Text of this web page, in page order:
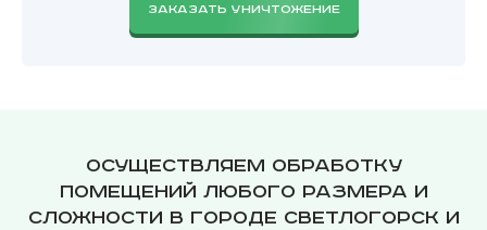
ЗАКАЗАТЬ УНИЧТОЖЕНИЕ
Осуществляем обработку
помещений любого размера и
сложности в городе Светлогорск и